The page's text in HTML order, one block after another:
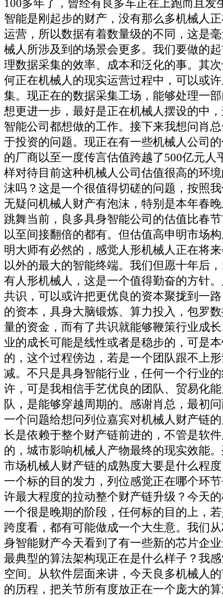
100多年了，曾经有良多车正在上跑而且发
智能是刚起步的财产，没有那么多机械人
运营，所以数据有着数量级的不同，这是
械人所涉及到的场景会更多。我们要做的
理数据采集的效率、成本和泛化的事。其
何正在机械人的现实运营过程中，可以或
集。现正在的数据采集工场，能够处理一
想更进一步，最好是正在机械人摆设的中
智能公司都想做的工作。接下来我想问肖
于投资的问题。现正在有一些机械人公司
的厂商以至一度传言估值跨越了500亿元人
样对待目前这种机械人公司估值很高的环
沫吗？这是一个很值得切磋的问题，按照
无疑问机械人财产有泡沫，特别是本年春
跳舞当前，良多具身智能公司的估值比春
以至间接翻倍的都有。但估值高申明市场
明大师有必然的，感觉人形机械人正在将
以外的最大的智能终端。我们但愿十年后
有人形机械人，这是一个值得勤奋的方针
共识，可以或许把更优良的资本聚拢到一
的资本，具身大脑锻炼、算力投入，包罗
量的资金，而有了共识就能够鞭策行业成
业的成长可能是线性或者是稳步的，可是
的，这个过程傍边，若是一个团队跟不上
减。不只是具身智能行业，任何一个行业
许，可是我相信手艺优良的团队、贸易化
队，是能够穿越周期的。感谢肖总，最初
一个问题给想问列位嘉宾对机械人财产链
长是依赖于整个财产链前进的，不管是软
的，城市影响机械人产物最终的现实效能
市场机械人财产链的成熟度大要是什么程
一个标的目的发力，列位感觉正在哪个环
许最大程度的拉动整个财产链升级？今天
一个很是晚期的阶段，任何标的目的上，
跨度看，都有可能做成一个大生意。我们
身智能财产今天看到了有一些新的芯片企
最典型的算法架构现正在是什么样子？我
空间。从软件层面来讲，今天良多机械人
的历程，把关节所有度放正在一个庞大的